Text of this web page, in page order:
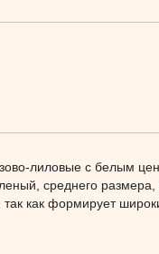
лиловые с белым
среднего
как формирует